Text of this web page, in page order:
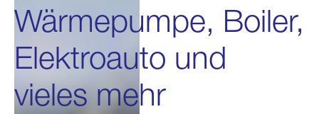
Wärmepumpe, Boiler,
Elektroauto und
vieles mehr